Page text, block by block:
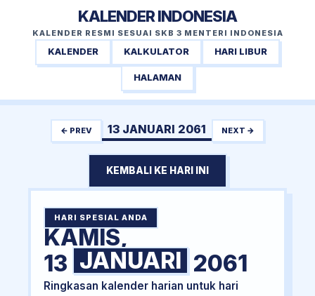
KALENDER INDONESIA
KALENDER RESMI SESUAI SKB 3 MENTERI INDONESIA
KALENDER KALKULATOR HARI LIBUR
HALAMAN
← PREV 13 JANUARI 2061 NEXT →
KEMBALI KE HARI INI
HARI SPESIAL ANDA
KAMIS,
13 JANUARI 2061
Ringkasan kalender harian untuk hari